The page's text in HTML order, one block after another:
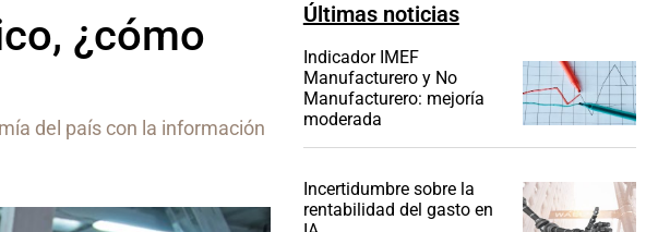
¿cómo
del país con la información
Últimas noticias
Indicador IMEF
Manufacturero y No
Manufacturero: mejoría
moderada
Incertidumbre sobre la
rentabilidad del gasto en